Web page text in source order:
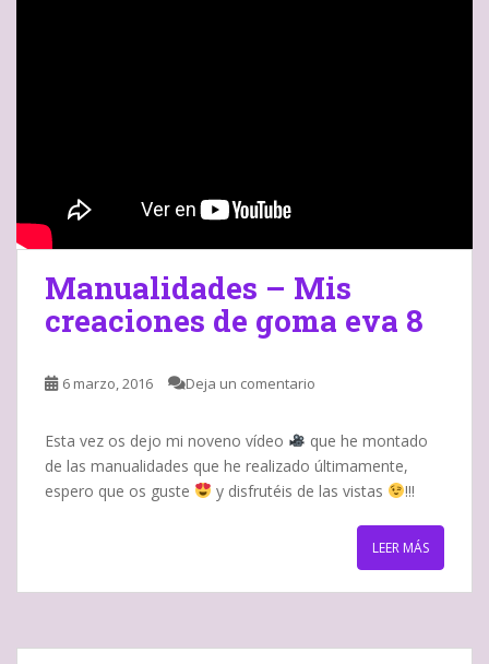
Manualidades – Mis
creaciones de goma eva 8
6 marzo, 2016 Deja un comentario
Esta vez os dejo mi noveno vídeo
que he montado
de las manualidades que he realizado últimamente,
espero que os guste
y disfrutéis de las vistas !!!
LEER MÁS